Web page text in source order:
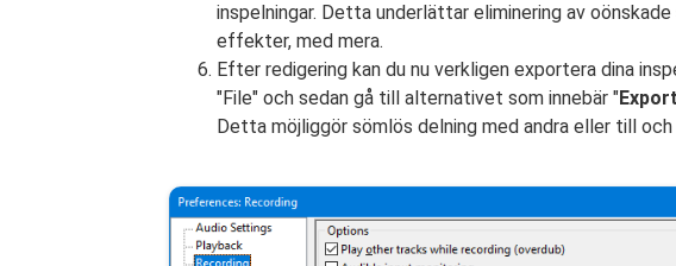
inspelningar. Detta underlättar eliminering av
effekter, med mera.
Efter redigering kan du nu verkligen exportera dina
"File" och sedan gå till alternativet som innebär "Export
Detta möjliggör sömlös delning med andra eller till